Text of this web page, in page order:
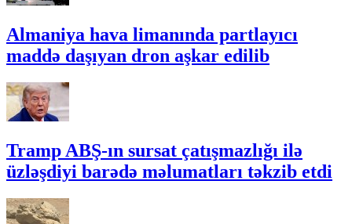
Almaniya hava limanında partlayıcı
maddə daşıyan dron aşkar edilib
Tramp ABŞ-ın sursat çatışmazlığı ilə
üzləşdiyi barədə məlumatları təkzib etdi